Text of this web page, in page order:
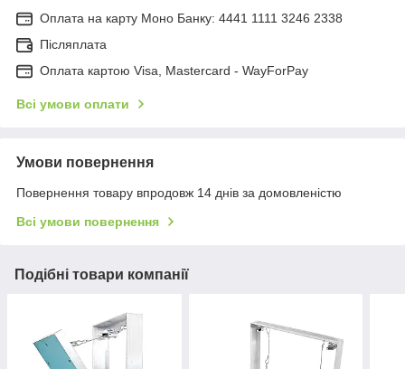
Оплата на карту Моно Банку: 4441 1111 3246 2338
Післяплата
Оплата картою Visa, Mastercard - WayForPay
Всі умови оплати
Умови повернення
Повернення товару впродовж 14 днів за домовленістю
Всі умови повернення
Подібні товари компанії